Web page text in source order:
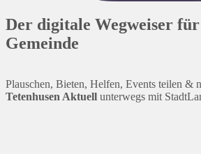
Der digitale Wegweiser
Gemeinde
Plauschen, Bieten, Helfen, Events teilen &
Tetenhusen Aktuell unterwegs mit